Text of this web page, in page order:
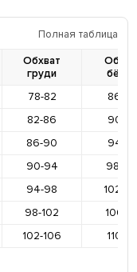
Полная таблица
Обхват
груди
78-82
86-
82-86
90-
86-90
94-
90-94
98-
94-98
102-
98-102
106-
102-106
110-